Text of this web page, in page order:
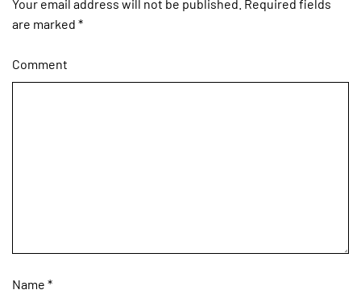
Your email address will not be published. Required fields
are marked *
Comment
Name *